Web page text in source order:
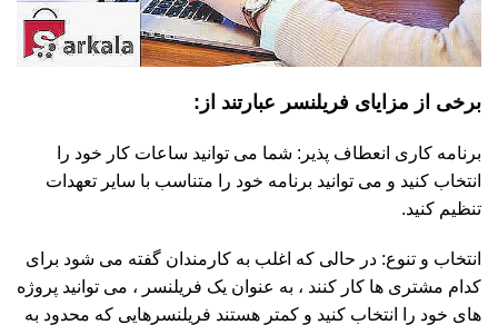
برخی از مزایای فریلنسر عبارتند از:
برنامه کاری انعطاف پذیر: شما می توانید ساعات کار خود را
انتخاب کنید و می توانید برنامه خود را متناسب با سایر تعهدات
تنظیم کنید.
انتخاب و تنوع: در حالی که اغلب به کارمندان گفته می شود برای
کدام مشتری ها کار کنند ، به عنوان یک فریلنسر ، می توانید پروژه
های خود را انتخاب کنید و کمتر هستند فریلنسرهایی که محدود به